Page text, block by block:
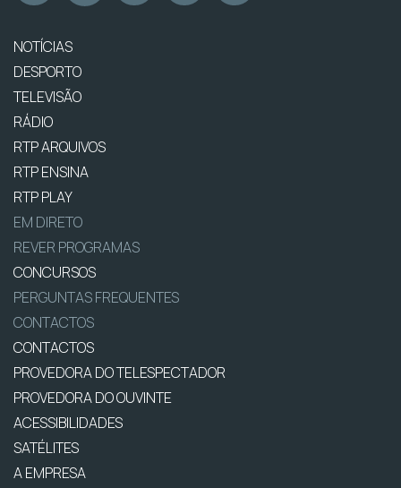
NOTÍCIAS
DESPORTO
TELEVISÃO
RÁDIO
RTP ARQUIVOS
RTP ENSINA
RTP PLAY
EM DIRETO
REVER PROGRAMAS
CONCURSOS
PERGUNTAS FREQUENTES
CONTACTOS
CONTACTOS
PROVEDORA DO TELESPECTADOR
PROVEDORA DO OUVINTE
ACESSIBILIDADES
SATÉLITES
A EMPRESA